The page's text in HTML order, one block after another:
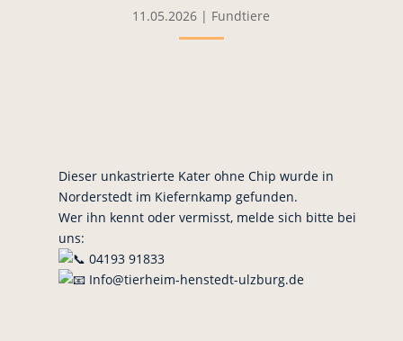
11.05.2026 | Fundtiere
Dieser unkastrierte Kater ohne Chip wurde in
Norderstedt im Kiefernkamp gefunden.
Wer ihn kennt oder vermisst, melde sich bitte bei
uns:
04193 91833
Info@tierheim-henstedt-ulzburg.de